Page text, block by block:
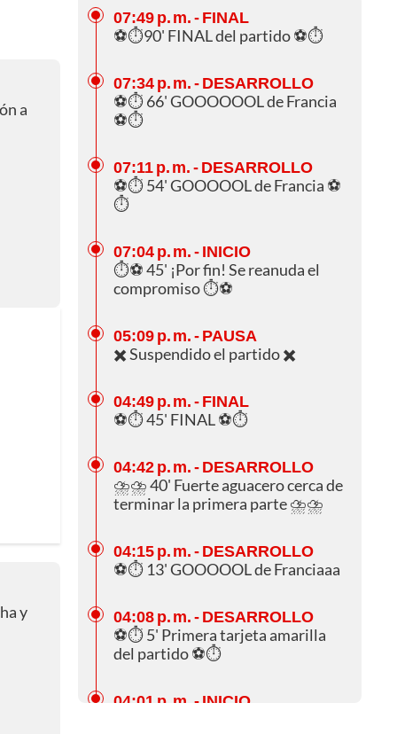
a
y
07:49 p. m.- FINAL
⚽⏱️90' FINAL del partido ⚽⏱️
07:34 p. m.- DESARROLLO
⚽⏱️ 66' GOOOOOOL de Francia
⚽⏱️
07:11 p. m.- DESARROLLO
⚽⏱️ 54' GOOOOOL de Francia ⚽
⏱️
07:04 p. m.- INICIO
⏱️⚽ 45' ¡Por fin! Se reanuda el
compromiso ⏱️⚽
05:09 p. m.- PAUSA
✖️ Suspendido el partido ✖️
04:49 p. m.- FINAL
⚽⏱️ 45' FINAL ⚽⏱️
04:42 p. m.- DESARROLLO
⛈️⛈️ 40' Fuerte aguacero cerca de
terminar la primera parte ⛈️⛈️
04:15 p. m.- DESARROLLO
⚽⏱️ 13' GOOOOOL de Franciaaa
04:08 p. m.- DESARROLLO
⚽⏱️ 5' Primera tarjeta amarilla
del partido ⚽⏱️
04:01 p. m. - INICIO